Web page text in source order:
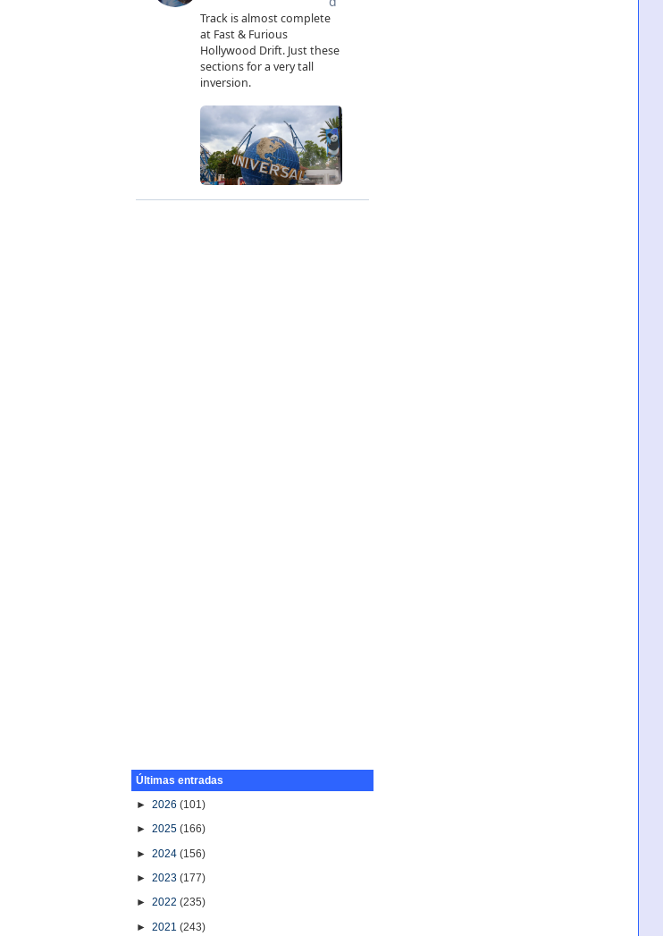
Últimas entradas
►2026(101)
►2025(166)
►2024(156)
►2023(177)
►2022(235)
►2021(243)